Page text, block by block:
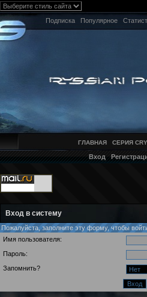
Подписка Популярное
ГЛАВНАЯ СЕРИЯ
Вход
Вход в систему
Пожалуйста, заполните эту форму, чтобы
Имя пользователя:
Пароль:
Запомнить?